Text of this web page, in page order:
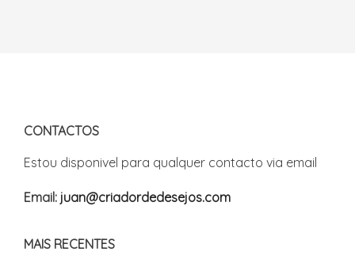
CONTACTOS
Estou disponivel para qualquer contacto via email
Email: juan@criadordedesejos.com
MAIS RECENTES